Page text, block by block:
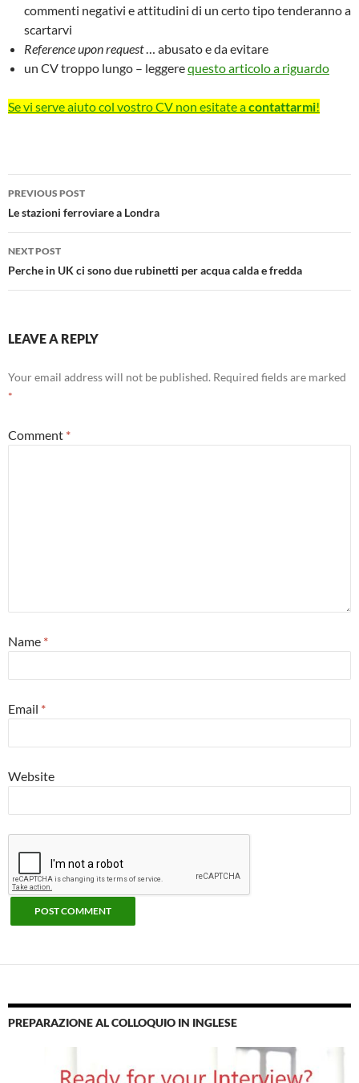
commenti negativi e attitudini di un certo tipo tenderanno a
scartarvi
Reference upon request… abusato e da evitare
un CV troppo lungo – leggerequesto articolo a riguardo
Se vi serve aiuto col vostro CV non esitate acontattarmi!
Post
navigation
PREVIOUS POST
Le stazioni ferroviare a Londra
NEXT POST
Perche in UK ci sono due rubinetti per acqua calda e fredda
LEAVE A REPLY
Your email address will not be published. Required fields are marked
*
Comment *
Name *
Email *
Website
PREPARAZIONE AL COLLOQUIO IN INGLESE